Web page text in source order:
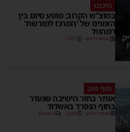
היכונו
במוצ”ש הקרוב: מופע סיום בין
הזמנים של 'המרכז למורשת'
ו'מהות'
מנחם דויטש 11:01
סוף טוב
אותר בחור הישיבה שנעדר
בחוף הנפרד באשדוד
מנחם דויטש 22:08 3 תגובות